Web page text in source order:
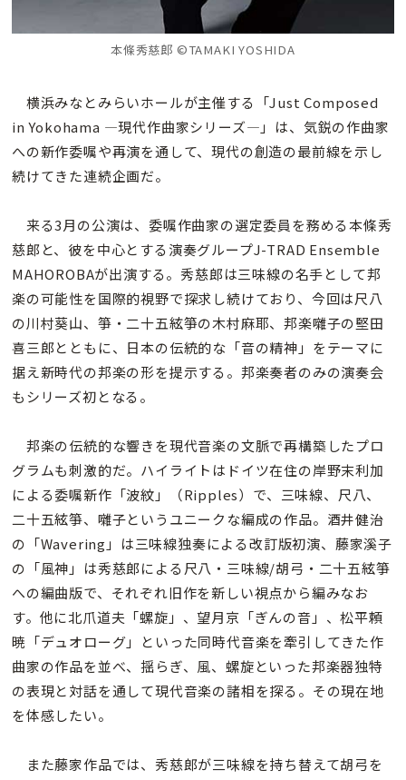
本條秀慈郎 ©TAMAKI YOSHIDA
横浜みなとみらいホールが主催する「Just Composed
in Yokohama —現代作曲家シリーズ—」は、気鋭の作曲家
への新作委嘱や再演を通して、現代の創造の最前線を示し
続けてきた連続企画だ。
来る3月の公演は、委嘱作曲家の選定委員を務める本條秀
慈郎と、彼を中心とする演奏グループJ-TRAD Ensemble
MAHOROBAが出演する。秀慈郎は三味線の名手として邦
楽の可能性を国際的視野で探求し続けており、今回は尺八
の川村葵山、箏・二十五絃箏の木村麻耶、邦楽囃子の堅田
喜三郎とともに、日本の伝統的な「音の精神」をテーマに
据え新時代の邦楽の形を提示する。邦楽奏者のみの演奏会
もシリーズ初となる。
邦楽の伝統的な響きを現代音楽の文脈で再構築したプロ
グラムも刺激的だ。ハイライトはドイツ在住の岸野末利加
による委嘱新作「波紋」（Ripples）で、三味線、尺八、
二十五絃箏、囃子というユニークな編成の作品。酒井健治
の「Wavering」は三味線独奏による改訂版初演、藤家溪子
の「風神」は秀慈郎による尺八・三味線/胡弓・二十五絃箏
への編曲版で、それぞれ旧作を新しい視点から編みなお
す。他に北爪道夫「螺旋」、望月京「ぎんの音」、松平頼
暁「デュオローグ」といった同時代音楽を牽引してきた作
曲家の作品を並べ、揺らぎ、風、螺旋といった邦楽器独特
の表現と対話を通して現代音楽の諸相を探る。その現在地
を体感したい。
また藤家作品では、秀慈郎が三味線を持ち替えて胡弓を